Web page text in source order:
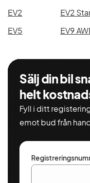
EV2
EV5
EV9
Sälj din bil
helt
Fyll i ditt
emot bud från